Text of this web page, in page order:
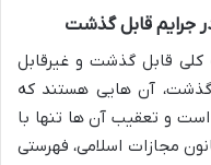
کلی قابل گذشت و غیرقابل
آن هایی هستند که
و تعقیب آن ها تنها با
شاکی آغاز می شود. ماده ۱۰۴ قانون مجازات اسلامی، فهرستی